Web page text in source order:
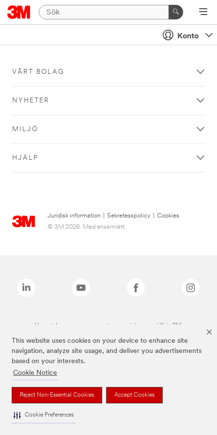
This website uses cookies on your device to enhance site
navigation, analyze site usage, and deliver you advertisements
based on your interests.
Cookie Notice
Reject Non-Essential Cookies Accept Cookies
Cookie Preferences
Konto
VÅRT BOLAG
NYHETER
MILJÖ
HJÄLP
Juridisk information Sekretesspolicy
Cookies
© 3M 2026. Med ensamrätt.
Varumärken som anges ovan är varumärken som tillhör 3M.